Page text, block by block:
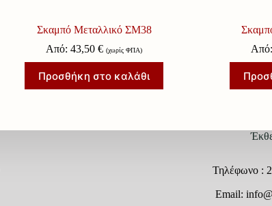
Σκαμπό Μεταλλικό ΣΜ38
Από:43,50€ (χωρίς ΦΠΑ)
Προσθήκη στο καλάθι
Τηλέφωνο :
Email: